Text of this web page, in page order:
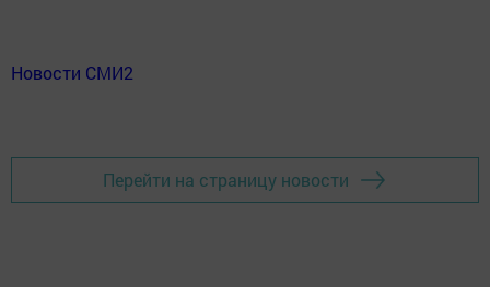
Новости СМИ2
Перейти на страницу новости